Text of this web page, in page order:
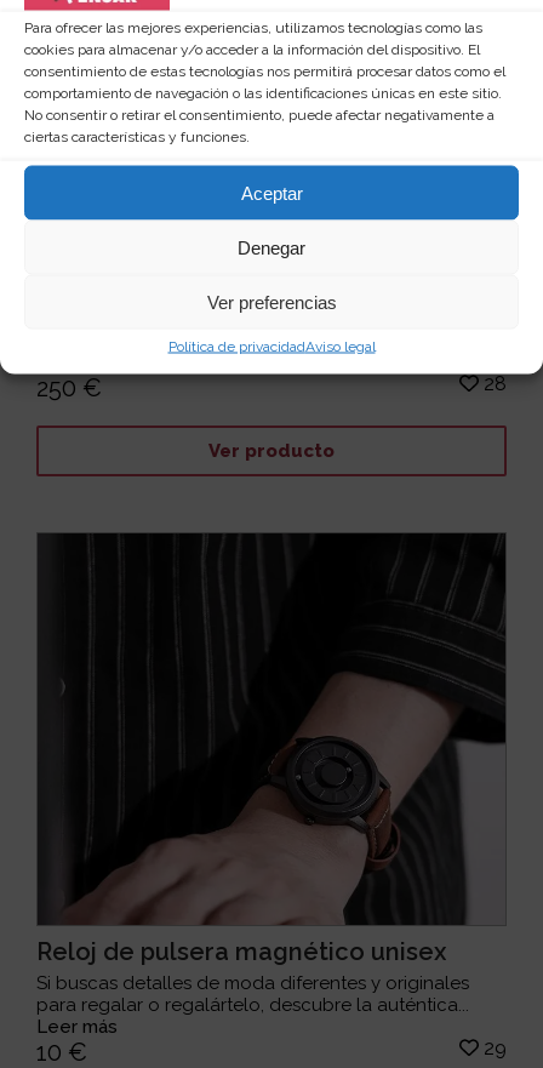
Para ofrecer las mejores experiencias, utilizamos tecnologías como las
cookies para almacenar y/o acceder a la información del dispositivo. El
consentimiento de estas tecnologías nos permitirá procesar datos como el
comportamiento de navegación o las identificaciones únicas en este sitio.
No consentir o retirar el consentimiento, puede afectar negativamente a
ciertas características y funciones.
Aceptar
Denegar
Ver preferencias
Política de privacidadAviso legal
Reloj de pulsera vikingo hecho de
Si estás buscando un regalo para hombre que sea
verdaderamente espectacular e impresionante, aquí
250 € 28
Ver producto
Reloj de pulsera magnético unisex
Si buscas detalles de moda diferentes y originales
para regalar o regalártelo, descubre la auténtica...
Leer más
10 € 29